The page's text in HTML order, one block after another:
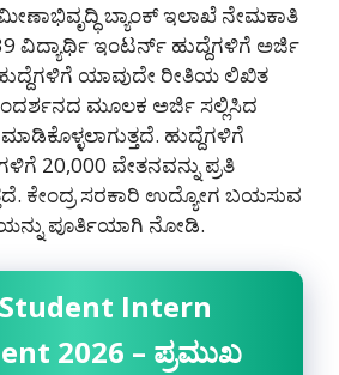
ಬ್ಯಾಂಕ್ ಇಲಾಖೆ ನೇಮಕಾತಿ
ವಿದ್ಯಾರ್ಥಿ ಇಂಟರ್ನ್ ಹುದ್ದೆಗಳಿಗೆ ಅರ್ಜಿ
ಯಾವುದೇ ರೀತಿಯ ಲಿಖಿತ
ಸಂದರ್ಶನದ ಮೂಲಕ ಅರ್ಜಿ ಸಲ್ಲಿಸಿದ
ಹುದ್ದೆಗಳಿಗೆ
20,000 ವೇತನವನ್ನು ಪ್ರತಿ
ಕೇಂದ್ರ ಸರಕಾರಿ ಉದ್ಯೋಗ ಬಯಸುವ
ಪೂರ್ತಿಯಾಗಿ ನೋಡಿ.
Student Intern
2026 – ಪ್ರಮುಖ